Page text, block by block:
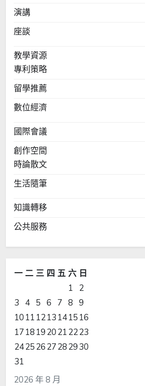
演講
座談
教學資源
專利策略
留學推薦
數位經濟
國際會議
創作空間
時論散文
生活隨筆
知識轉移
公共服務
2026 年 8 月
一 二 三 四 五 六 日
1
2
3
4 5 6 7 8 9
10 11 1213 1415 16
17 18 1920212223
24252627282930
31